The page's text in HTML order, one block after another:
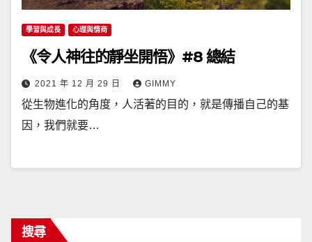
學習與成長 心理與情商
《令人神往的靜坐開悟》#8 總結
2021 年 12 月 29 日 GIMMY
從生物進化的角度，人活著的目的，就是傳播自己的基
因，我們就要…
搜尋